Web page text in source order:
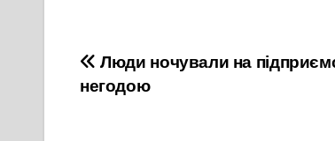
Навігація
записів
Люди ночували на
негодою